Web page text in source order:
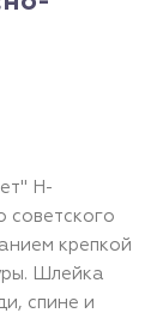
Н-
крепкой
Шлейка
спине и